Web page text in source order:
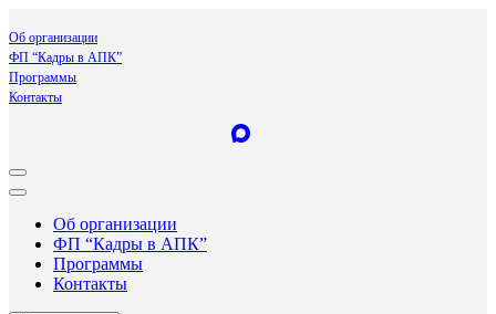
Об организации
ФП “Кадры в АПК”
Программы
Контакты
Об организации
ФП “Кадры в АПК”
Программы
Контакты